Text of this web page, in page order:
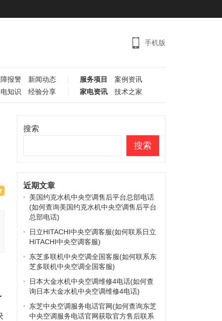
手机版
报警 新闻动态 服务项目
案例资讯
知识
经验分享 家电资讯 技术之家
搜索
搜索
近期文章
美国约克水机中央空调售后平台总部电话
(如何查询美国约克水机中央空调售后平台
总部电话)
日立HITACHI中央空调客服(如何联系日立
HITACHI中央空调客服)
东芝多联机中央空调全国客服(如何联系东
芝多联机中央空调全国客服)
日本大金水机中央空调维修4电话(如何查
询日本大金水机中央空调维修4电话)
东芝中央空调服务电话官网(如何查询东芝
中央空调服务电话官网获取官方售后联系